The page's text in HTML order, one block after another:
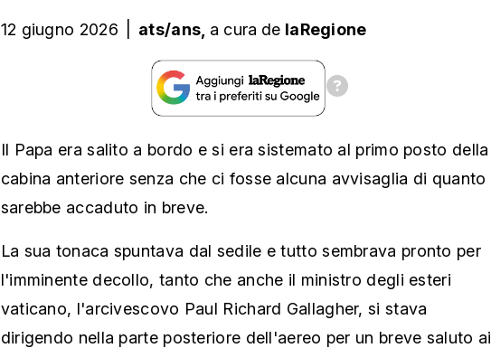
12 giugno 2026 ats/ans, a cura de laRegione
Il Papa era salito a bordo e si era sistemato al primo posto della
cabina anteriore senza che ci fosse alcuna avvisaglia di quanto
sarebbe accaduto in breve.
La sua tonaca spuntava dal sedile e tutto sembrava pronto per
l'imminente decollo, tanto che anche il ministro degli esteri
vaticano, l'arcivescovo Paul Richard Gallagher, si stava
dirigendo nella parte posteriore dell'aereo per un breve saluto ai